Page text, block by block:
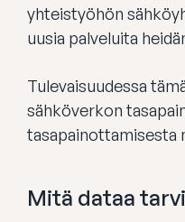
yhteistyöhön
uusia palveluita
Tulevaisuudessa
sähköverkon
tasapainottamisesta
Mitä dataa